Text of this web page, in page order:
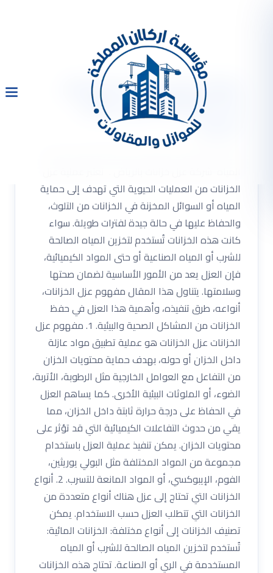
شركة عزل خزانات بالرياض
0533334179 عزل خزانات
المياه
الخزانات من العمليات الحيوية التي تهدف إلى حماية
المياه أو السوائل المخزنة في الخزانات من التلوث،
والحفاظ عليها في حالة جيدة لفترات طويلة. سواء
كانت هذه الخزانات تُستخدم لتخزين المياه الصالحة
للشرب أو المياه الصناعية أو حتى المواد الكيميائية،
فإن العزل يعد من الأمور الأساسية لضمان صحتها
وسلامتها. يتناول هذا المقال مفهوم عزل الخزانات،
أنواعه، طرق تنفيذه، وأهمية هذا العزل في حفظ
الخزانات من المشاكل الصحية والبيئية. 1. مفهوم عزل
الخزانات عزل الخزانات هو عملية تطبيق مواد عازلة
داخل الخزان أو حوله، بهدف حماية محتويات الخزان
من التفاعل مع العوامل الخارجية مثل الرطوبة، الأتربة،
الضوء، أو الملوثات البيئية الأخرى. كما يساهم العزل
في الحفاظ على درجة حرارة ثابتة داخل الخزان، مما
يقي من حدوث التفاعلات الكيميائية التي قد تؤثر على
محتويات الخزان. يمكن تنفيذ عملية العزل باستخدام
مجموعة من المواد المختلفة مثل البولي يوريثين،
الفوم، الإيبوكسي، أو المواد المانعة للتسرب. 2. أنواع
الخزانات التي تحتاج إلى عزل هناك أنواع متعددة من
الخزانات التي تتطلب العزل حسب الاستخدام. يمكن
تصنيف الخزانات إلى أنواع مختلفة: الخزانات المائية:
تُستخدم لتخزين المياه الصالحة للشرب أو المياه
المستخدمة في الري أو الصناعة. تحتاج هذه الخزانات